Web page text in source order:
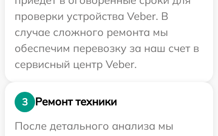
проверки устройства Veber. В
случае сложного ремонта мы
обеспечим перевозку за наш счет в
сервисный центр Veber.
3
Ремонт техники
После детального анализа мы